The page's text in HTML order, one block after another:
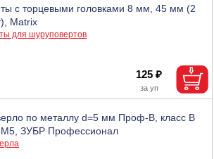
с торцевыми головками 8 мм, 45 мм (2
Matrix
для шуруповертов
125 ₽
по металлу d=5 мм Проф-В, класс В
ЗУБР Профессионал